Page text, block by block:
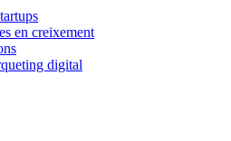
en creixement
digital